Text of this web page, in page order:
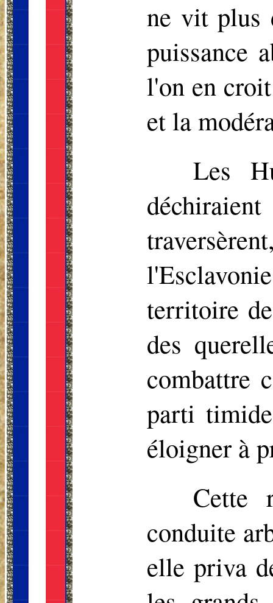
ne vit plus
puissance
l'on en
et la
Les
territoire
des
combattre
parti
éloigner à
Cette
conduite
elle priva